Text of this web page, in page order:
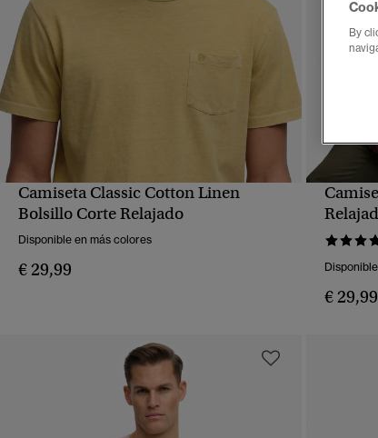
VISTA RÁPIDA
Camiseta Classic Cotton Linen
Bolsillo Corte Relajado
Disponible en más colores
€ 29,99
€ 29,99
By